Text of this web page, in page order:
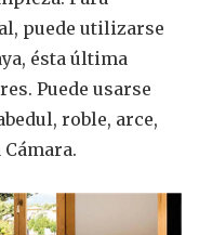
puede utilizarse
ésta última
Puede usarse
roble, arce,